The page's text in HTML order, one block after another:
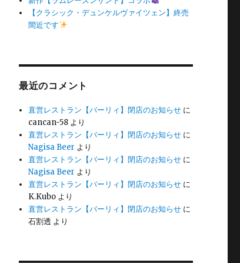
【クラシック・デュンケルヴァイツェン】終売
間近です
最近のコメント
直営レストラン【バーリィ】閉店のお知らせ に
cancan-58 より
直営レストラン【バーリィ】閉店のお知らせ に
Nagisa Beer より
直営レストラン【バーリィ】閉店のお知らせ に
Nagisa Beer より
直営レストラン【バーリィ】閉店のお知らせ に
K.Kubo より
直営レストラン【バーリィ】閉店のお知らせ に
石割透 より